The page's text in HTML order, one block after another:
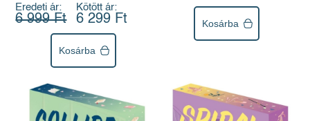
Eredeti ár:
6 999 Ft
Kötött ár:
6 299 Ft
Kosárba
Kosárba